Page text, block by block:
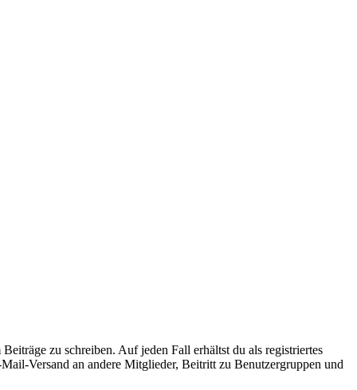
zu schreiben. Auf jeden Fall erhältst du als registriertes
Versand an andere Mitglieder, Beitritt zu Benutzergruppen und